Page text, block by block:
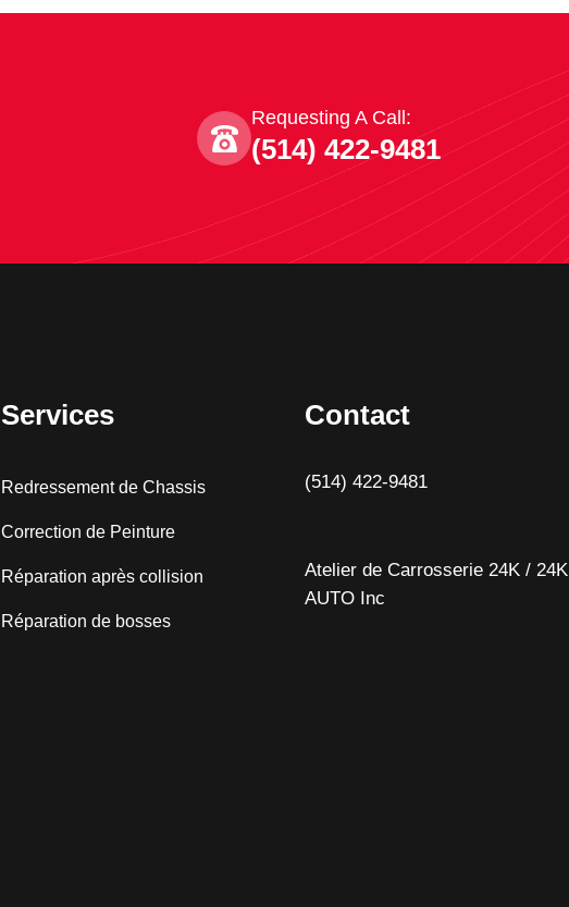
Requesting A Call:
(514) 422-9481
Services
Redressement de Chassis
Correction de Peinture
Réparation après collision
Réparation de bosses
Contact
(514) 422-9481
Atelier de Carrosserie 24K / 24K
AUTO Inc